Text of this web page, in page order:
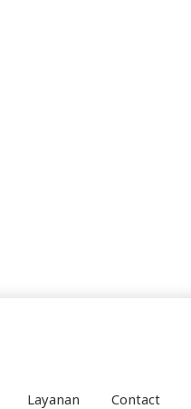
Layanan Contact